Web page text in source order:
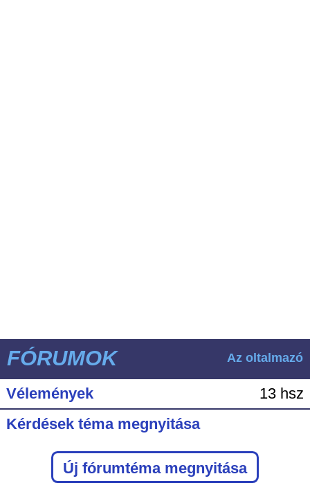
FÓRUMOK Az oltalmazó
Vélemények
13 hsz
Kérdések téma megnyitása
Új fórumtéma megnyitása